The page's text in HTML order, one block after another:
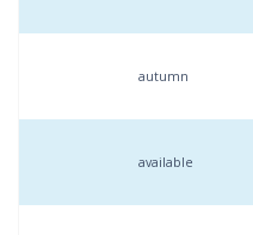
autumn
available